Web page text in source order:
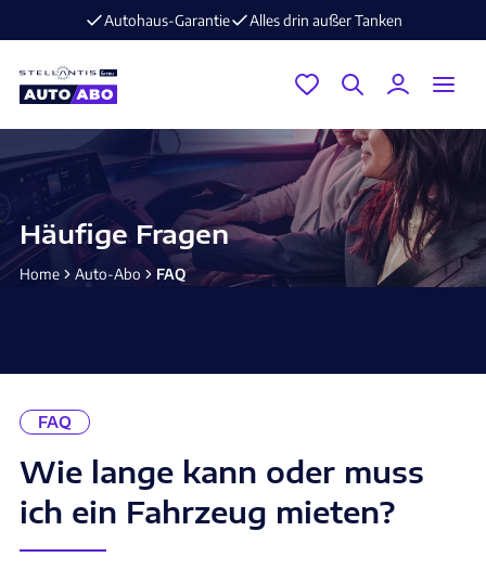
drin außer Tanken E-Mobilität im Angebot ⚡️ jetzt
Häufige Fragen
Home Auto-Abo FAQ
FAQ
Wie lange kann oder muss
ich ein Fahrzeug mieten?